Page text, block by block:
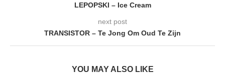
LEPOPSKI – Ice Cream
next post
TRANSISTOR – Te Jong Om Oud Te Zijn
YOU MAY ALSO LIKE